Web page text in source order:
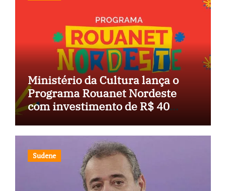
Ministério da Cultura lança o
Programa Rouanet Nordeste
com investimento de R$ 40
Sudene